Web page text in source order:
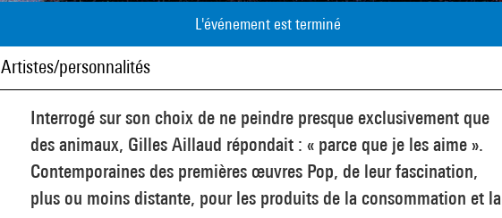
L'événement est terminé
Artistes/personnalités
Interrogé sur son choix de ne peindre presque exclusivement que
des animaux, Gilles Aillaud répondait : « parce que je les aime ».
Contemporaines des premières œuvres Pop, de leur fascination,
plus ou moins distante, pour les produits de la consommation et la